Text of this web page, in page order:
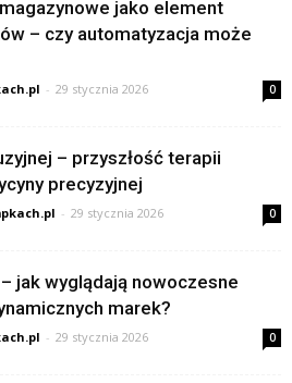
jako element
– czy automatyzacja może
- 29 stycznia 2026 0
– przyszłość terapii
precyzyjnej
- 29 stycznia 2026 0
jak wyglądają nowoczesne
marek?
- 29 stycznia 2026 0